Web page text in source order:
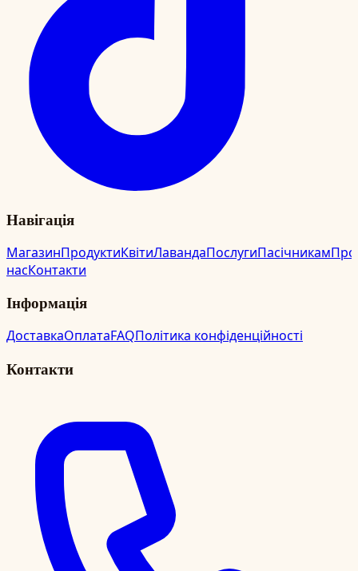
Навігація
МагазинПродуктиКвітиЛавандаПослугиПасічникамПро
насКонтакти
Інформація
ДоставкаОплатаFAQПолітика конфіденційності
Контакти